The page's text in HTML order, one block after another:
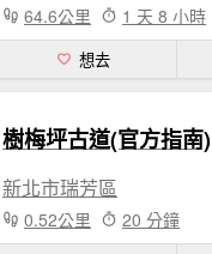
64.6公里 1 天 8 小時
想去
樹梅坪古道(官方指南)
新北市瑞芳區
0.52公里 20 分鐘